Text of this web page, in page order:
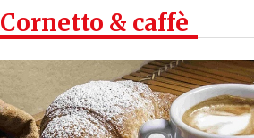
Cornetto & caffè